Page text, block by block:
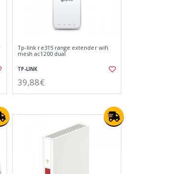
Tp-link re315 range extender wifi
mesh ac1200 dual
TP-LINK
39,88€